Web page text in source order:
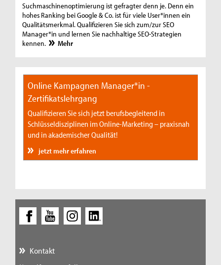
Suchmaschinenoptimierung ist gefragter denn je. Denn ein
hohes Ranking bei Google & Co. ist für viele User*innen ein
Qualitätsmerkmal. Qualifizieren Sie sich zum/zur SEO
Manager*in und lernen Sie nachhaltige SEO-Strategien
kennen.
Mehr
Online Kampagnen Manager*in -
Zertifikatslehrgang
Qualifizieren Sie sich jetzt berufsbegleitend in
Schlüsseldisziplinen im Online-Marketing – praxisnah
und in akademischer Qualität!
jetzt mehr erfahren
Kontakt